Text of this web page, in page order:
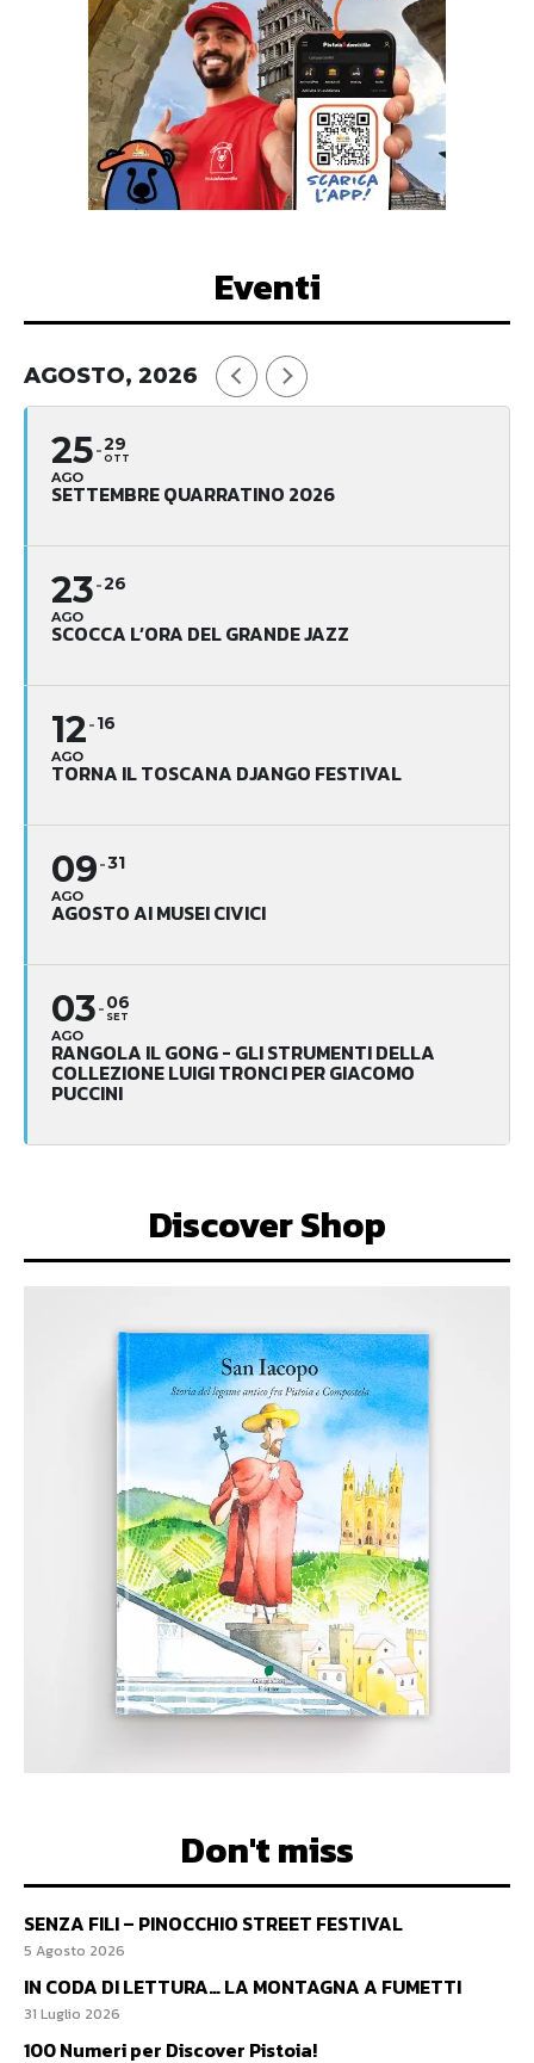
Eventi
AGOSTO, 2026
25
AGO
29
OTT
SETTEMBRE QUARRATINO 2026
23
AGO
26
SCOCCA L’ORA DEL GRANDE JAZZ
12
AGO
16
TORNA IL TOSCANA DJANGO FESTIVAL
09
AGO
31
AGOSTO AI MUSEI CIVICI
03
AGO
06
SET
RANGOLA IL GONG - GLI STRUMENTI DELLA
COLLEZIONE LUIGI TRONCI PER GIACOMO
PUCCINI
Discover Shop
Don't miss
SENZA FILI – PINOCCHIO STREET FESTIVAL
5 Agosto 2026
IN CODA DI LETTURA… LA MONTAGNA A FUMETTI
31 Luglio 2026
100 Numeri per Discover Pistoia!